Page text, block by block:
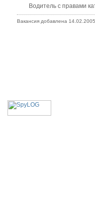
Водитель с правами
Вакансия добавлена 14.02.2005